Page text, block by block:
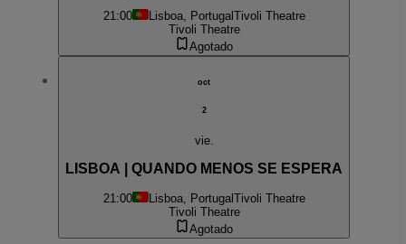
21:00 Lisboa, Portugal Tivoli Theatre
Tivoli Theatre
Agotado
oct
2
vie.
LISBOA | QUANDO MENOS SE ESPERA
21:00 Lisboa, Portugal Tivoli Theatre
Tivoli Theatre
Agotado